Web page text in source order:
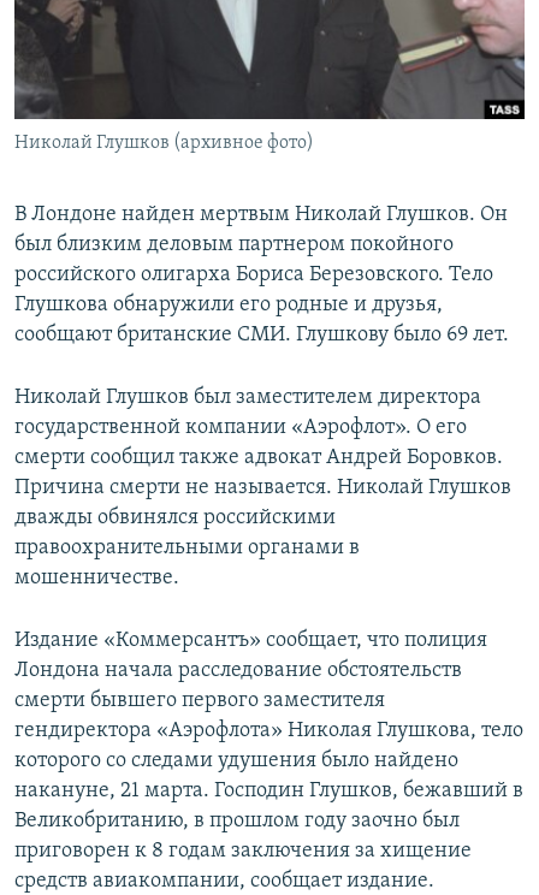
СПОРТ
МИР
БЛОГИ
ГОЛОСА
ЧИТАЕМ ПРЕССУ
АРХИВ РАДИОПРОГРАММЫ
Все сайты РСЕ/РС
Николай Глушков (архивное фото)
В Лондоне найден мертвым Николай Глушков. Он
был близким деловым партнером покойного
российского олигарха Бориса Березовского. Тело
Глушкова обнаружили его родные и друзья,
сообщают британские СМИ. Глушкову было 69 лет.
Николай Глушков был заместителем директора
государственной компании «Аэрофлот». О его
смерти сообщил также адвокат Андрей Боровков.
Причина смерти не называется. Николай Глушков
дважды обвинялся российскими
правоохранительными органами в
мошенничестве.
Издание «Коммерсантъ» сообщает, что полиция
Лондона начала расследование обстоятельств
смерти бывшего первого заместителя
гендиректора «Аэрофлота» Николая Глушкова, тело
которого со следами удушения было найдено
накануне, 21 марта. Господин Глушков, бежавший в
Великобританию, в прошлом году заочно был
приговорен к 8 годам заключения за хищение
средств авиакомпании, сообщает издание.